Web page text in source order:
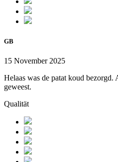
GB
15 November 2025
Helaas was de patat koud bezorgd.
geweest.
Qualität